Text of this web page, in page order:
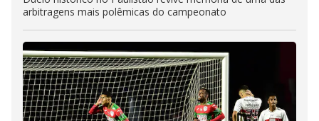
arbitragens mais polêmicas do campeonato